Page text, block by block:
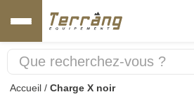
Accueil / Charge X noir